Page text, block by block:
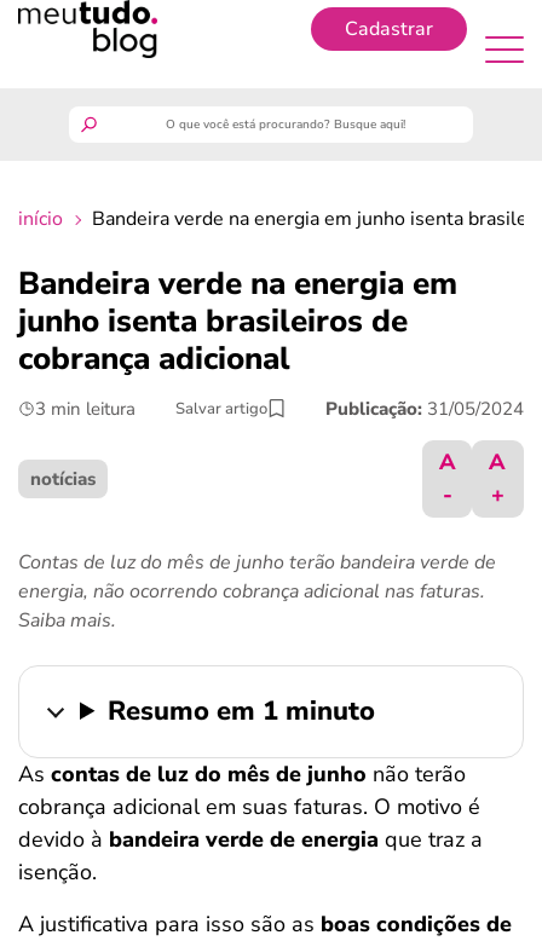
Cadastrar
finanças
benefícios
últimas notícias
ferramentas
início Bandeira verde na energia em junho isenta
Bandeira verde na energia em
junho isenta brasileiros de
cobrança adicional
3 min leitura Salvar artigo Publicação: 31/05/2024
notícias
A
-
A
+
Contas de luz do mês de junho terão bandeira verde de
energia, não ocorrendo cobrança adicional nas faturas.
Saiba mais.
Resumo em 1 minuto
As contas de luz do mês de junho não terão
cobrança adicional em suas faturas. O motivo é
devido à bandeira verde de energia que traz a
isenção.
A justificativa para isso são as boas condições de